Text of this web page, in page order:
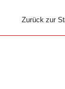
Zurück zur